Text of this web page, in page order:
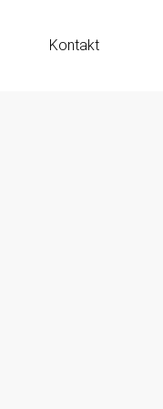
Kontakt